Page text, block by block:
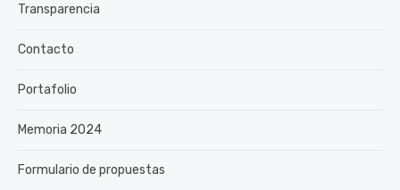
Transparencia
Contacto
Portafolio
Memoria 2024
Formulario de propuestas